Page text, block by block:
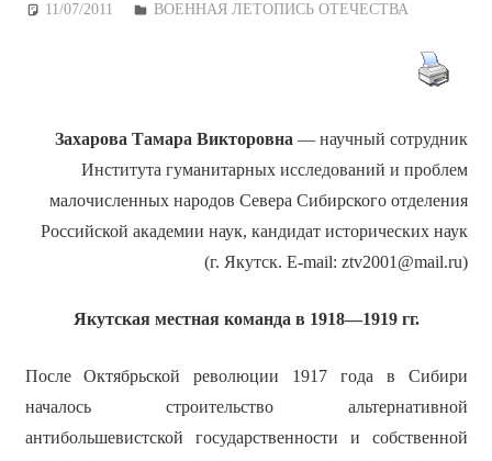
11/07/2011 Дежурный по Редакции
ВОЕННАЯ ЛЕТОПИСЬ ОТЕЧЕСТВА
Захарова Тамара Викторовна — научный сотрудник
Института гуманитарных исследований и проблем
малочисленных народов Севера Сибирского отделения
Российской академии наук, кандидат исторических наук
(г. Якутск. E-mail: ztv2001@mail.ru)
Якутская местная команда в 1918—1919 гг.
После Октябрьской революции 1917 года в Сибири
началось строительство альтернативной
антибольшевистской государственности и собственной